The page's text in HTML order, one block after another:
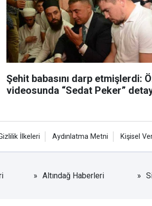
Şehit babasını darp etmişlerdi:
videosunda “Sedat Peker”
İlkeleri Aydınlatma Metni Kişisel
Altındağ Haberleri